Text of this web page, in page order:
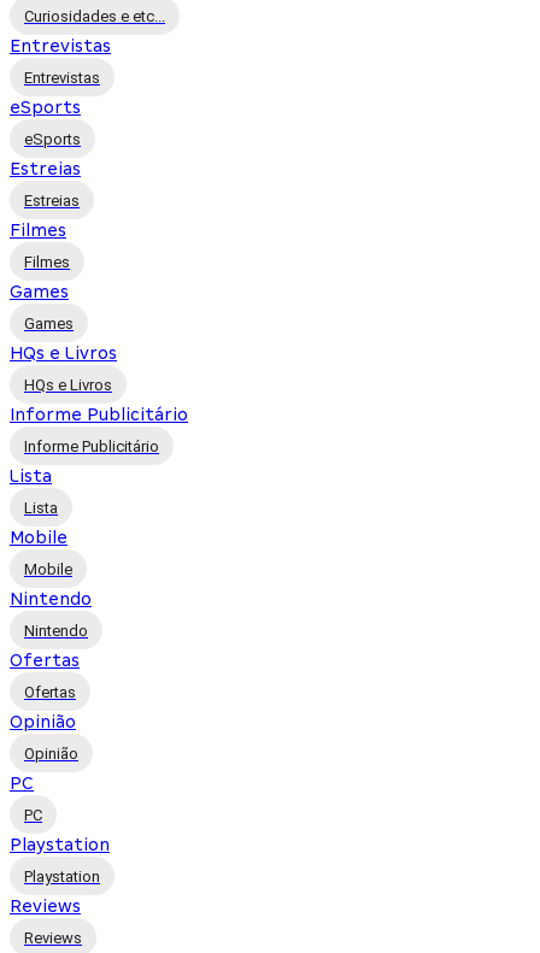
Curiosidades e etc...
Entrevistas
Entrevistas
eSports
eSports
Estreias
Estreias
Filmes
Filmes
Games
Games
HQs e Livros
HQs e Livros
Informe Publicitário
Informe Publicitário
Lista
Lista
Mobile
Mobile
Nintendo
Nintendo
Ofertas
Ofertas
Opinião
Opinião
PC
PC
Playstation
Playstation
Reviews
Reviews